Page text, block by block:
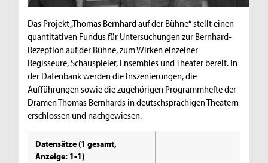
Das Projekt „Thomas Bernhard auf der Bühne“ stellt einen
quantitativen Fundus für Untersuchungen zur Bernhard-
Rezeption auf der Bühne, zum Wirken einzelner
Regisseure, Schauspieler, Ensembles und Theater bereit. In
der Datenbank werden die Inszenierungen, die
Aufführungen sowie die zugehörigen Programmhefte der
Dramen Thomas Bernhards in deutschsprachigen Theatern
erschlossen und nachgewiesen.
Datensätze (1 gesamt,
Anzeige: 1-1)